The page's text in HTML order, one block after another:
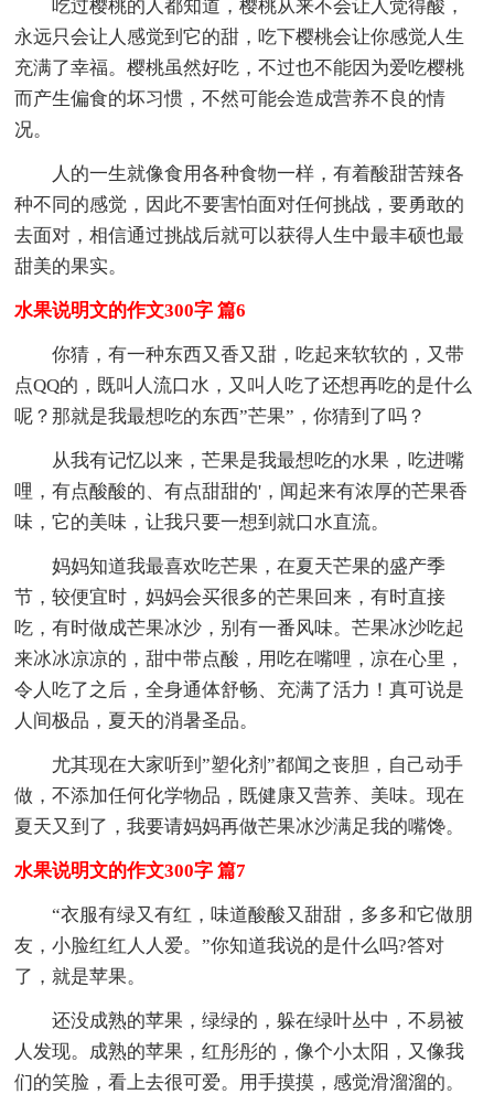
吃过樱桃的人都知道，樱桃从来不会让人觉得酸，
永远只会让人感觉到它的甜，吃下樱桃会让你感觉人生
充满了幸福。樱桃虽然好吃，不过也不能因为爱吃樱桃
而产生偏食的坏习惯，不然可能会造成营养不良的情
况。
人的一生就像食用各种食物一样，有着酸甜苦辣各
种不同的感觉，因此不要害怕面对任何挑战，要勇敢的
去面对，相信通过挑战后就可以获得人生中最丰硕也最
甜美的果实。
水果说明文的作文300字 篇6
你猜，有一种东西又香又甜，吃起来软软的，又带
点QQ的，既叫人流口水，又叫人吃了还想再吃的是什么
呢？那就是我最想吃的东西”芒果”，你猜到了吗？
从我有记忆以来，芒果是我最想吃的水果，吃进嘴
哩，有点酸酸的、有点甜甜的'，闻起来有浓厚的芒果香
味，它的美味，让我只要一想到就口水直流。
妈妈知道我最喜欢吃芒果，在夏天芒果的盛产季
节，较便宜时，妈妈会买很多的芒果回来，有时直接
吃，有时做成芒果冰沙，别有一番风味。芒果冰沙吃起
来冰冰凉凉的，甜中带点酸，用吃在嘴哩，凉在心里，
令人吃了之后，全身通体舒畅、充满了活力！真可说是
人间极品，夏天的消暑圣品。
尤其现在大家听到”塑化剂”都闻之丧胆，自己动手
做，不添加任何化学物品，既健康又营养、美味。现在
夏天又到了，我要请妈妈再做芒果冰沙满足我的嘴馋。
水果说明文的作文300字 篇7
“衣服有绿又有红，味道酸酸又甜甜，多多和它做朋
友，小脸红红人人爱。”你知道我说的是什么吗?答对
了，就是苹果。
还没成熟的苹果，绿绿的，躲在绿叶丛中，不易被
人发现。成熟的苹果，红彤彤的，像个小太阳，又像我
们的笑脸，看上去很可爱。用手摸摸，感觉滑溜溜的。